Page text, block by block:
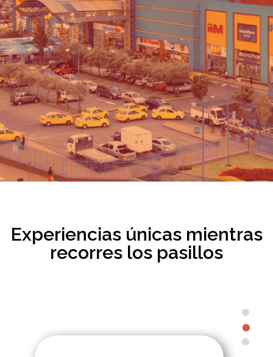
Experiencias únicas mientras
recorres los pasillos